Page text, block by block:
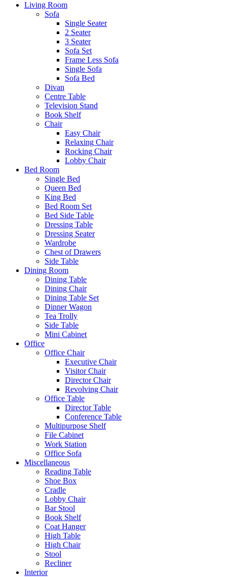
Living Room
Sofa
Single Seater
2 Seater
3 Seater
Sofa Set
Frame Less Sofa
Single Sofa
Sofa Bed
Divan
Centre Table
Television Stand
Book Shelf
Chair
Easy Chair
Relaxing Chair
Rocking Chair
Lobby Chair
Bed Room
Single Bed
Queen Bed
King Bed
Bed Room Set
Bed Side Table
Dressing Table
Dressing Seater
Wardrobe
Chest of Drawers
Side Table
Dining Room
Dining Table
Dining Chair
Dining Table Set
Dinner Wagon
Tea Trolly
Side Table
Mini Cabinet
Office
Office Chair
Executive Chair
Visitor Chair
Director Chair
Revolving Chair
Office Table
Director Table
Conference Table
Multipurpose Shelf
File Cabinet
Work Station
Office Sofa
Miscellaneous
Reading Table
Shoe Box
Cradle
Lobby Chair
Bar Stool
Book Shelf
Coat Hanger
High Table
High Chair
Stool
Recliner
Interior